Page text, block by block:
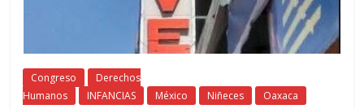
Congreso
Derechos
Humanos
INFANCIAS México Niñeces Oaxaca